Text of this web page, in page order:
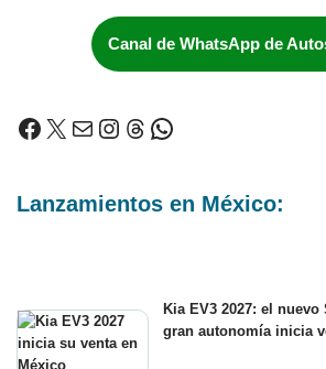
Canal de WhatsApp de
Lanzamientos en México:
Kia EV3 2027: el nuevo
gran autonomía inicia